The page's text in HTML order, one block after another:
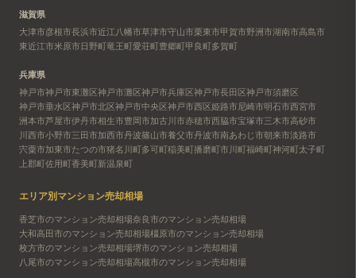
滋賀県
大津市彦根市長浜市近江八幡市草津市守山市栗東市甲賀市野洲市湖南市高島市
東近江市米原市日野町竜王町愛荘町豊郷町甲良町多賀町
兵庫県
神戸市神戸市東灘区神戸市灘区神戸市兵庫区神戸市長田区神戸市須磨区
神戸市垂水区神戸市北区神戸市中央区神戸市西区姫路市尼崎市明石市西宮市
洲本市芦屋市伊丹市相生市豊岡市加古川市赤穂市西脇市宝塚市三木市高砂市
川西市小野市三田市加西市丹波篠山市養父市丹波市南あわじ市朝来市淡路市
宍粟市加東市たつの市猪名川町多可町稲美町播磨町市川町福崎町神河町太子町
上郡町佐用町香美町新温泉町
エリア別マンション売却相場
香芝市のマンション売却相場奈良市のマンション売却相場
大和高田市のマンション売却相場橿原市のマンション売却相場
枚方市のマンション売却相場堺市のマンション売却相場
八尾市のマンション売却相場高槻市のマンション売却相場